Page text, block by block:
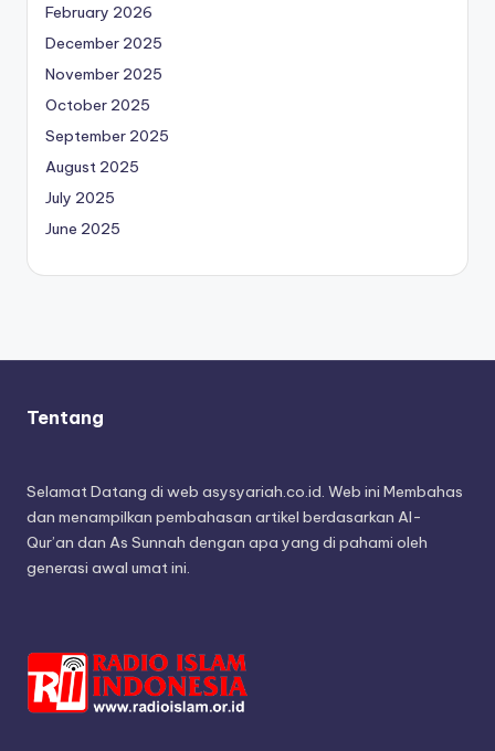
February 2026
December 2025
November 2025
October 2025
September 2025
August 2025
July 2025
June 2025
Tentang
Selamat Datang di web asysyariah.co.id. Web ini Membahas
dan menampilkan pembahasan artikel berdasarkan Al-
Qur’an dan As Sunnah dengan apa yang di pahami oleh
generasi awal umat ini.